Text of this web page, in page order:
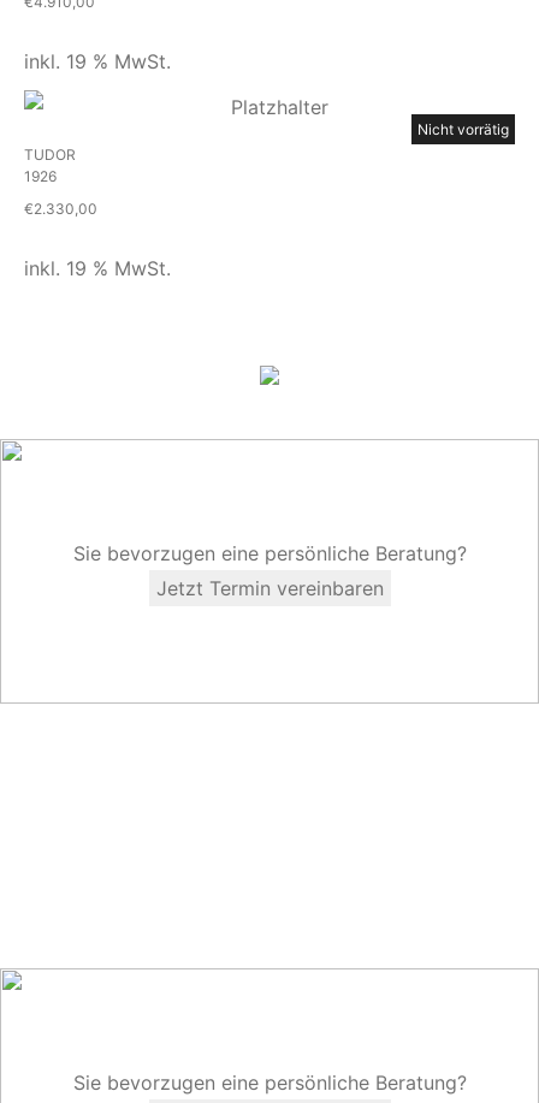
inkl. 19 % MwSt.
Nicht vorrätig
TUDOR
1926
€2.330,00
inkl. 19 % MwSt.
Sie bevorzugen eine persönliche Beratung?
Jetzt Termin vereinbaren
Sie bevorzugen eine persönliche Beratung?